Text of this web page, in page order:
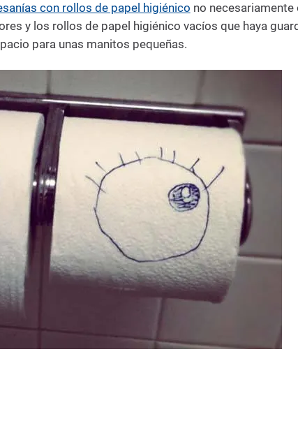
con rollos de papel higiénico no
y los rollos de papel higiénico vacíos que haya
para unas manitos pequeñas.